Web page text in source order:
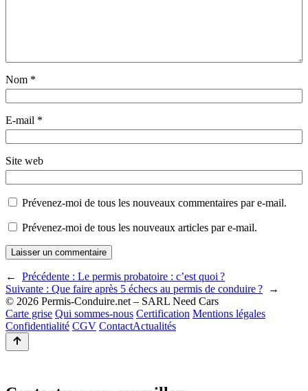
Nom *
E-mail *
Site web
Prévenez-moi de tous les nouveaux commentaires par e-mail.
Prévenez-moi de tous les nouveaux articles par e-mail.
← Précédente : Le permis probatoire : c’est quoi ?
Suivante : Que faire après 5 échecs au permis de conduire ?
→
© 2026 Permis-Conduire.net – SARL Need Cars
Carte grise Qui sommes-nous Certification Mentions légales
Confidentialité CGV ContactActualités